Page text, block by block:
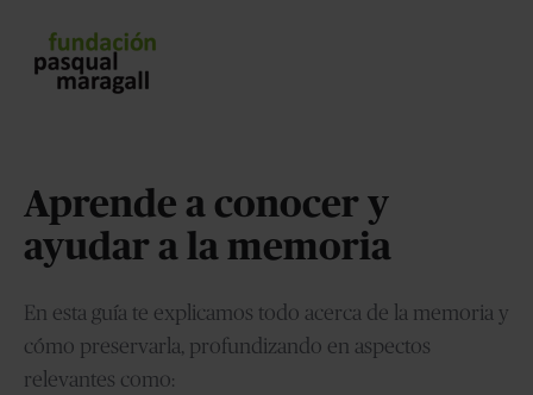
Aprende a conocer y
ayudar a la memoria
En esta guía te explicamos todo acerca de la memoria y
cómo preservarla, profundizando en aspectos
relevantes como: